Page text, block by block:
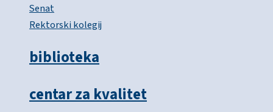
Senat
Rektorski kolegij
biblioteka
centar za kvalitet